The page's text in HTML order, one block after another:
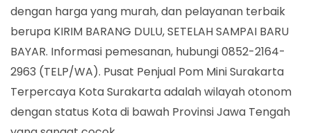
dengan harga yang murah, dan pelayanan terbaik
berupa KIRIM BARANG DULU, SETELAH SAMPAI BARU
BAYAR. Informasi pemesanan, hubungi 0852-2164-
2963 (TELP/WA). Pusat Penjual Pom Mini Surakarta
Terpercaya Kota Surakarta adalah wilayah otonom
dengan status Kota di bawah Provinsi Jawa Tengah